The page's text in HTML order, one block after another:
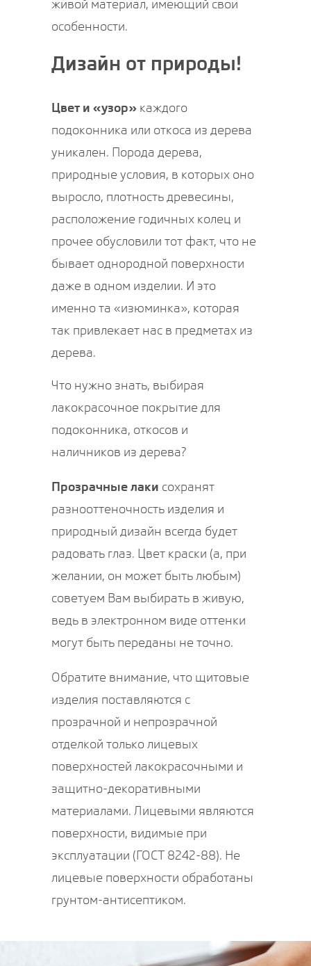
живой материал, имеющий свои
особенности.
Дизайн от природы!
Цвет и «узор» каждого
подоконника или откоса из дерева
уникален. Порода дерева,
природные условия, в которых оно
выросло, плотность древесины,
расположение годичных колец и
прочее обусловили тот факт, что не
бывает однородной поверхности
даже в одном изделии. И это
именно та «изюминка», которая
так привлекает нас в предметах из
дерева.
Что нужно знать, выбирая
лакокрасочное покрытие для
подоконника, откосов и
наличников из дерева?
Прозрачные лаки сохранят
разнооттеночность изделия и
природный дизайн всегда будет
радовать глаз. Цвет краски (а, при
желании, он может быть любым)
советуем Вам выбирать в живую,
ведь в электронном виде оттенки
могут быть переданы не точно.
Обратите внимание, что щитовые
изделия поставляются с
прозрачной и непрозрачной
отделкой только лицевых
поверхностей лакокрасочными и
защитно-декоративными
материалами. Лицевыми являются
поверхности, видимые при
эксплуатации (ГОСТ 8242-88). Не
лицевые поверхности обработаны
грунтом-антисептиком.